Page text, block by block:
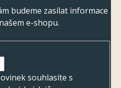
ý
p
i
budeme zasílat informace
e-shopu.
souhlasíte s